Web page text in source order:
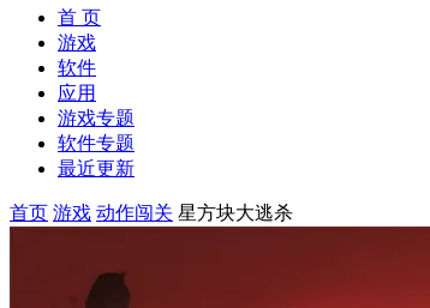
首 页
游戏
软件
应用
游戏专题
软件专题
最近更新
首页 游戏 动作闯关 星方块大逃杀